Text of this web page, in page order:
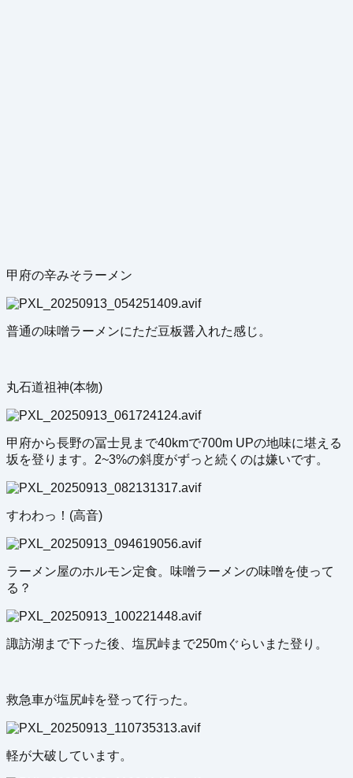
甲府の辛みそラーメン
普通の味噌ラーメンにただ豆板醤入れた感じ。
丸石道祖神(本物)
甲府から長野の冨士見まで40kmで700m UPの地味に堪える
坂を登ります。2~3%の斜度がずっと続くのは嫌いです。
すわわっ！(高音)
ラーメン屋のホルモン定食。味噌ラーメンの味噌を使って
る？
諏訪湖まで下った後、塩尻峠まで250mぐらいまた登り。
救急車が塩尻峠を登って行った。
軽が大破しています。